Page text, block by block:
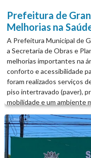
Prefeitura de
Melhorias na
A Prefeitura Municipal de
a Secretaria de Obras e
melhorias importantes na
conforto e acessibilidade
foram realizados serviços
piso intertravado (paver),
mobilidade e um ambiente
Flórida do Ivaí e Ribeirão
nova pintura, instalação
estruturais, valorizando os
da comunidade aos